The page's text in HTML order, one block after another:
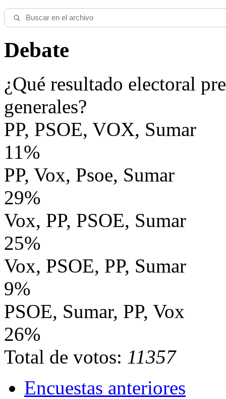
Debate
¿Qué resultado electoral
generales?
PP, PSOE, VOX, Sumar
11%
PP, Vox, Psoe, Sumar
29%
Vox, PP, PSOE, Sumar
25%
Vox, PSOE, PP, Sumar
9%
PSOE, Sumar, PP, Vox
26%
Total de votos: 11357
Encuestas anteriores